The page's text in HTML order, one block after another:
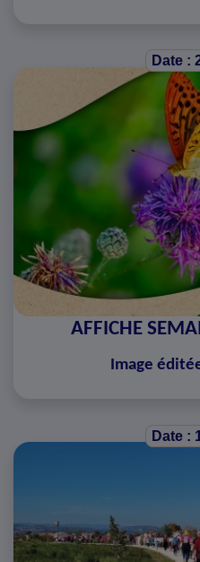
Date :
AFFICHE
Image
Date :